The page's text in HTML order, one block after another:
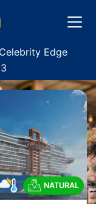
Edge
NATURAL